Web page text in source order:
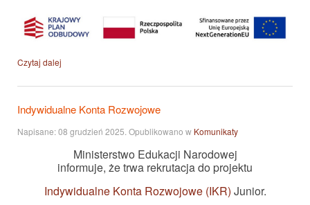
Czytaj dalej
Indywidualne Konta Rozwojowe
Napisane:08 grudzień 2025 . Opublikowano w Komunikaty
Ministerstwo Edukacji Narodowej
informuje, że trwa rekrutacja do projektu
Indywidualne Konta Rozwojowe (IKR) Junior.